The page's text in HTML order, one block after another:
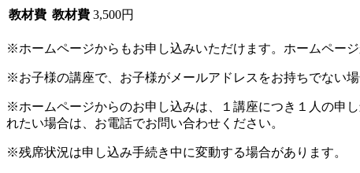
教材費 教材費 3,500円
※ホームページからもお申し込みいただけます。ホームペー
※お子様の講座で、お子様がメールアドレスをお持ちでない
※ホームページからのお申し込みは、１講座につき１人の申
れたい場合は、お電話でお問い合わせください。
※残席状況は申し込み手続き中に変動する場合があります。